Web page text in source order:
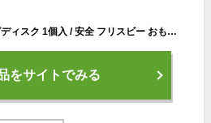
やわらかシリコンフライングディスク 1個入 / 安全 フリスビー おもちゃ 運動 外遊び キッズ 子供 体育 遊び 幼稚園 保育園 男の子 女の子 こども会 子ども会 子供会 プレゼント クリスマス会 景品 イベント アーテック artec 【ゆうパケット対応】
をサイトでみる